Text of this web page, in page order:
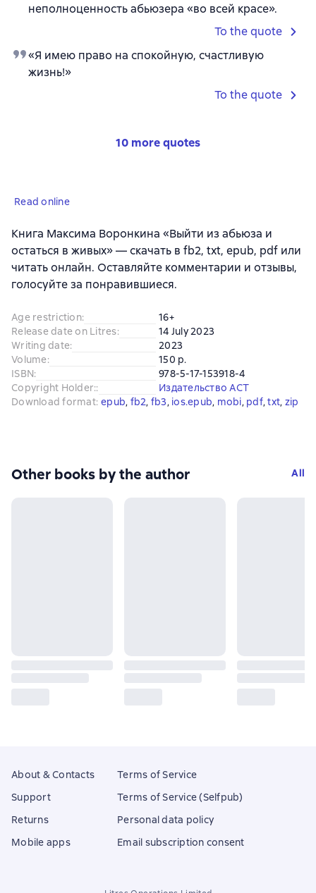
неполноценность абьюзера «во всей красе».
To the quote
«Я имею право на спокойную, счастливую
жизнь!»
To the quote
10 more quotes
Read online
Книга Максима Воронкина «Выйти из абьюза и
остаться в живых» — скачать в fb2, txt, epub, pdf или
читать онлайн. Оставляйте комментарии и отзывы,
голосуйте за понравившиеся.
Age restriction:
16+
Release date on Litres:
14 July 2023
Writing date:
2023
Volume:
150 p.
ISBN:
978-5-17-153918-4
Copyright Holder::
Издательство АСТ
Download format: epub, fb2, fb3, ios.epub, mobi, pdf, txt, zip
Other books by the author All
About & Contacts
Support
Returns
Mobile apps
Terms of Service
Terms of Service (Selfpub)
Personal data policy
Email subscription consent